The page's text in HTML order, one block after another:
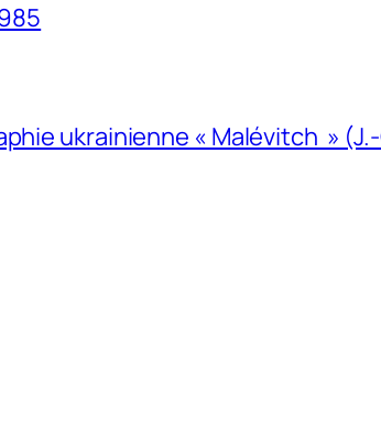
ukrainienne « Malévitch »